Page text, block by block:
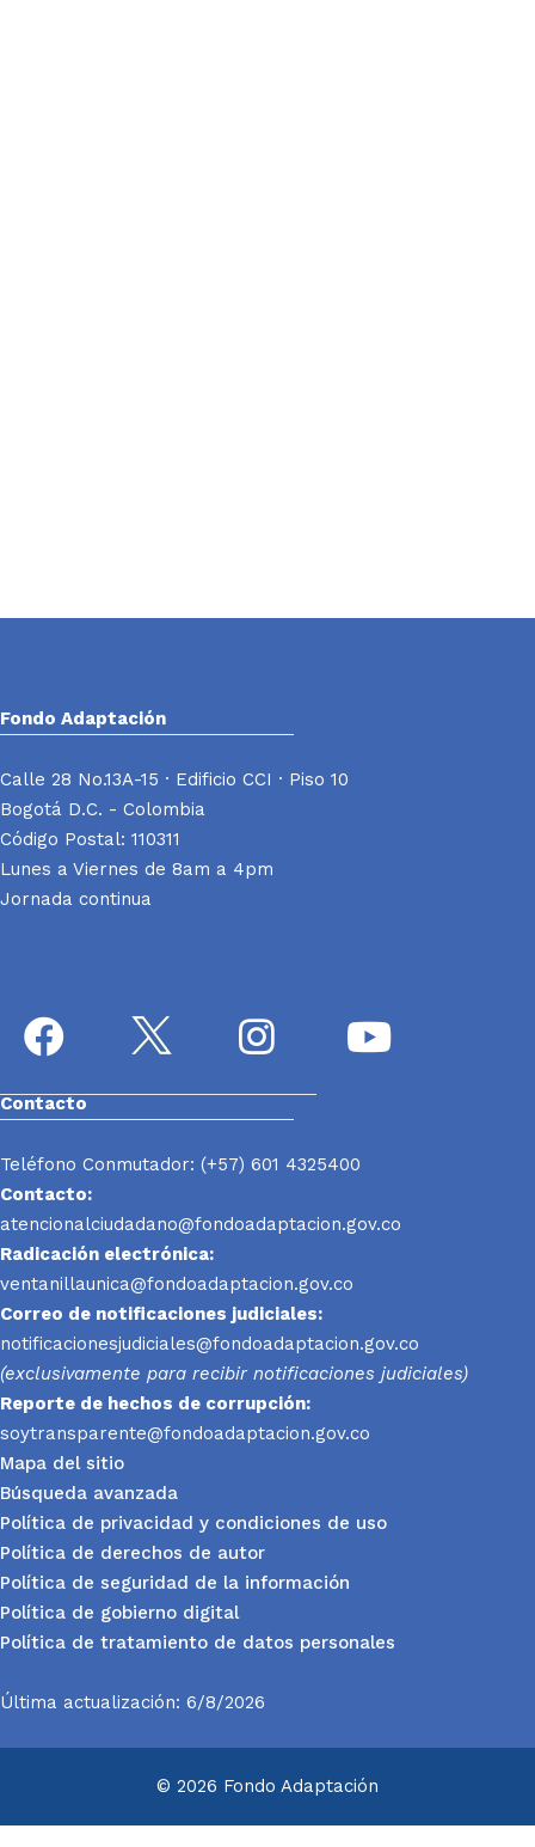
Fondo Adaptación
Calle 28 No.13A-15 · Edificio CCI · Piso 10
Bogotá D.C. - Colombia
Código Postal: 110311
Lunes a Viernes de 8am a 4pm
Jornada continua
Contacto
Teléfono Conmutador: (+57) 601 4325400
Contacto:
atencionalciudadano@fondoadaptacion.gov.co
Radicación electrónica:
ventanillaunica@fondoadaptacion.gov.co
Correo de notificaciones judiciales:
notificacionesjudiciales@fondoadaptacion.gov.co
(exclusivamente para recibir notificaciones judiciales)
Reporte de hechos de corrupción:
soytransparente@fondoadaptacion.gov.co
Mapa del sitio
Búsqueda avanzada
Política de privacidad y condiciones de uso
Política de derechos de autor
Política de seguridad de la información
Política de gobierno digital
Política de tratamiento de datos personales
Última actualización: 6/8/2026
© 2026 Fondo Adaptación